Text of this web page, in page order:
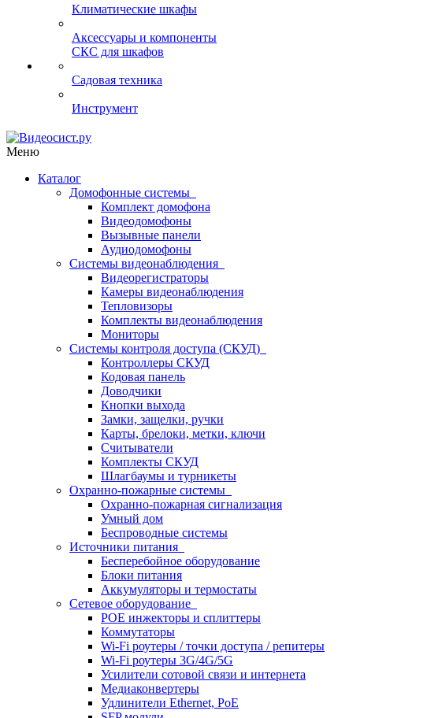
Климатические шкафы
Аксессуары и компоненты
СКС для шкафов
Садовая техника
Инструмент
Меню
Каталог
Домофонные системы
Комплект домофона
Видеодомофоны
Вызывные панели
Аудиодомофоны
Системы видеонаблюдения
Видеорегистраторы
Камеры видеонаблюдения
Тепловизоры
Комплекты видеонаблюдения
Мониторы
Системы контроля доступа (СКУД)
Контроллеры СКУД
Кодовая панель
Доводчики
Кнопки выхода
Замки, защелки, ручки
Карты, брелоки, метки, ключи
Считыватели
Комплекты СКУД
Шлагбаумы и турникеты
Охранно-пожарные системы
Охранно-пожарная сигнализация
Умный дом
Беспроводные системы
Источники питания
Бесперебойное оборудование
Блоки питания
Аккумуляторы и термостаты
Сетевое оборудование
POE инжекторы и сплиттеры
Коммутаторы
Wi-Fi роутеры / точки доступа / репитеры
Wi-Fi роутеры 3G/4G/5G
Усилители сотовой связи и интернета
Медиаконвертеры
Удлинители Ethernet, PoE